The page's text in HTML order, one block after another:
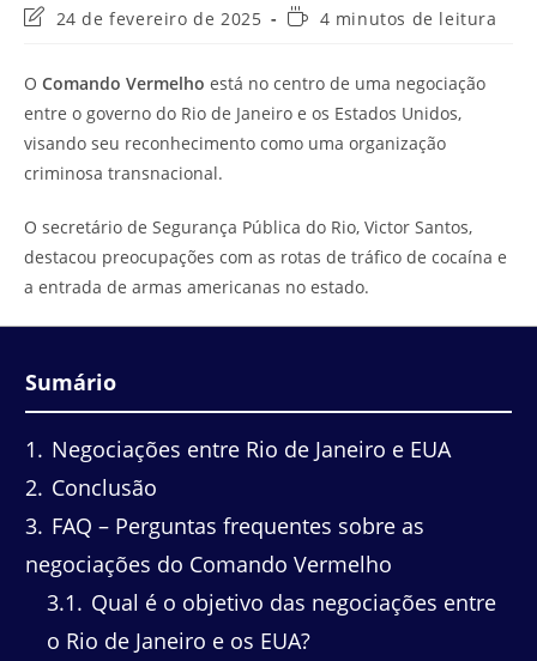
Última
post:
24 de fevereiro de 2025
Tempo4 minutos de leitura
O Comando Vermelho está no centro de uma negociação
entre o governo do Rio de Janeiro e os Estados Unidos,
visando seu reconhecimento como uma organização
criminosa transnacional.
O secretário de Segurança Pública do Rio, Victor Santos,
destacou preocupações com as rotas de tráfico de cocaína e
a entrada de armas americanas no estado.
Sumário
1
Negociações entre Rio de Janeiro e EUA
2 Conclusão
3 FAQ – Perguntas frequentes sobre as
negociações do Comando Vermelho
3.1
Qual é o objetivo das negociações entre
o Rio de Janeiro e os EUA?